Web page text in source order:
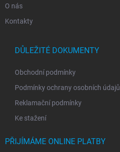
O nás
Kontakty
DŮLEŽITÉ DOKUMENTY
Obchodní podmínky
Podmínky ochrany osobních údajů
Reklamační podmínky
Ke stažení
PŘIJÍMÁME ONLINE PLATBY